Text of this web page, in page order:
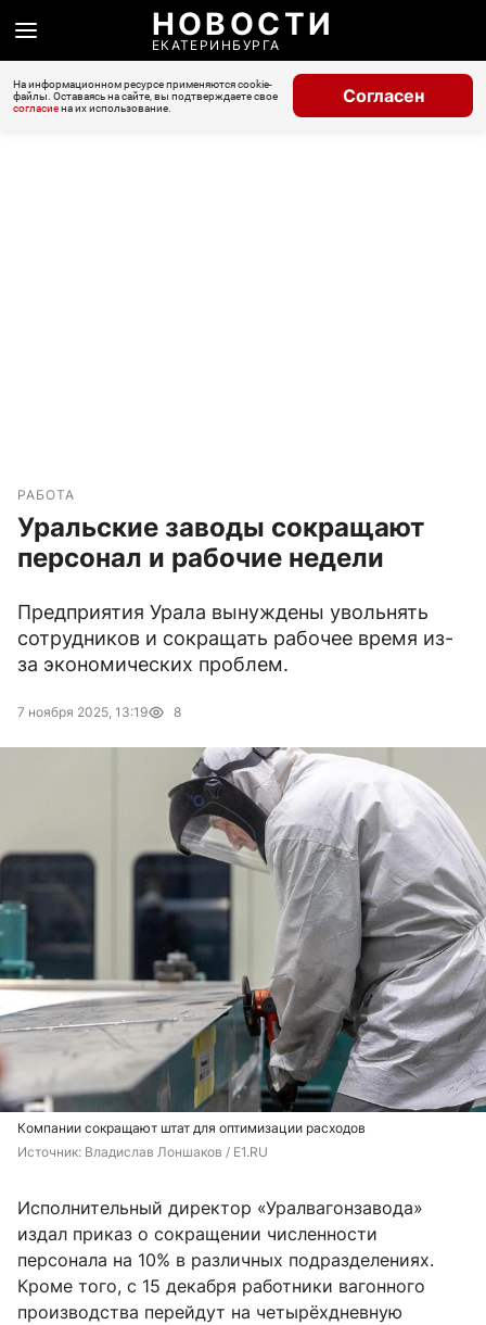
НОВОСТИ
ЕКАТЕРИНБУРГА
На информационном ресурсе применяются cookie-
файлы. Оставаясь на сайте, вы подтверждаете свое
согласиена их использование.
Согласен
РАБОТА
Уральские заводы сокращают
персонал и рабочие недели
Предприятия Урала вынуждены увольнять
сотрудников и сокращать рабочее время из-
за экономических проблем.
7 ноября 2025, 13:19 8
Компании сокращают штат для оптимизации расходов
Источник: Владислав Лоншаков / E1.RU
Исполнительный директор «Уралвагонзавода»
издал приказ о сокращении численности
персонала на 10% в различных подразделениях.
Кроме того, с 15 декабря работники вагонного
производства перейдут на четырёхдневную